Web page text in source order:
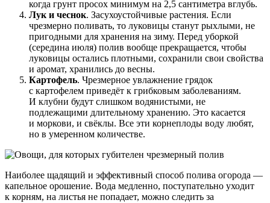
когда грунт просох минимум на 2,5 сантиметра вглубь.
Лук и чеснок. Засухоустойчивые растения. Если
чрезмерно поливать, то луковицы станут рыхлыми, не
пригодными для хранения на зиму. Перед уборкой
(середина июля) полив вообще прекращается, чтобы
луковицы остались плотными, сохранили свои свойства
и аромат, хранились до весны.
Картофель. Чрезмерное увлажнение грядок
с картофелем приведёт к грибковым заболеваниям.
И клубни будут слишком водянистыми, не
подлежащими длительному хранению. Это касается
и моркови, и свёклы. Все эти корнеплоды воду любят,
но в умеренном количестве.
Наиболее щадящий и эффективный способ полива огорода —
капельное орошение. Вода медленно, поступательно уходит
к корням, на листья не попадает, можно следить за